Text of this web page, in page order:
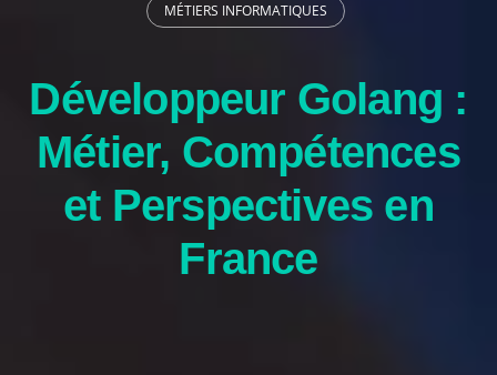
MÉTIERS INFORMATIQUES
Développeur Golang :
Métier, Compétences
et Perspectives en
France